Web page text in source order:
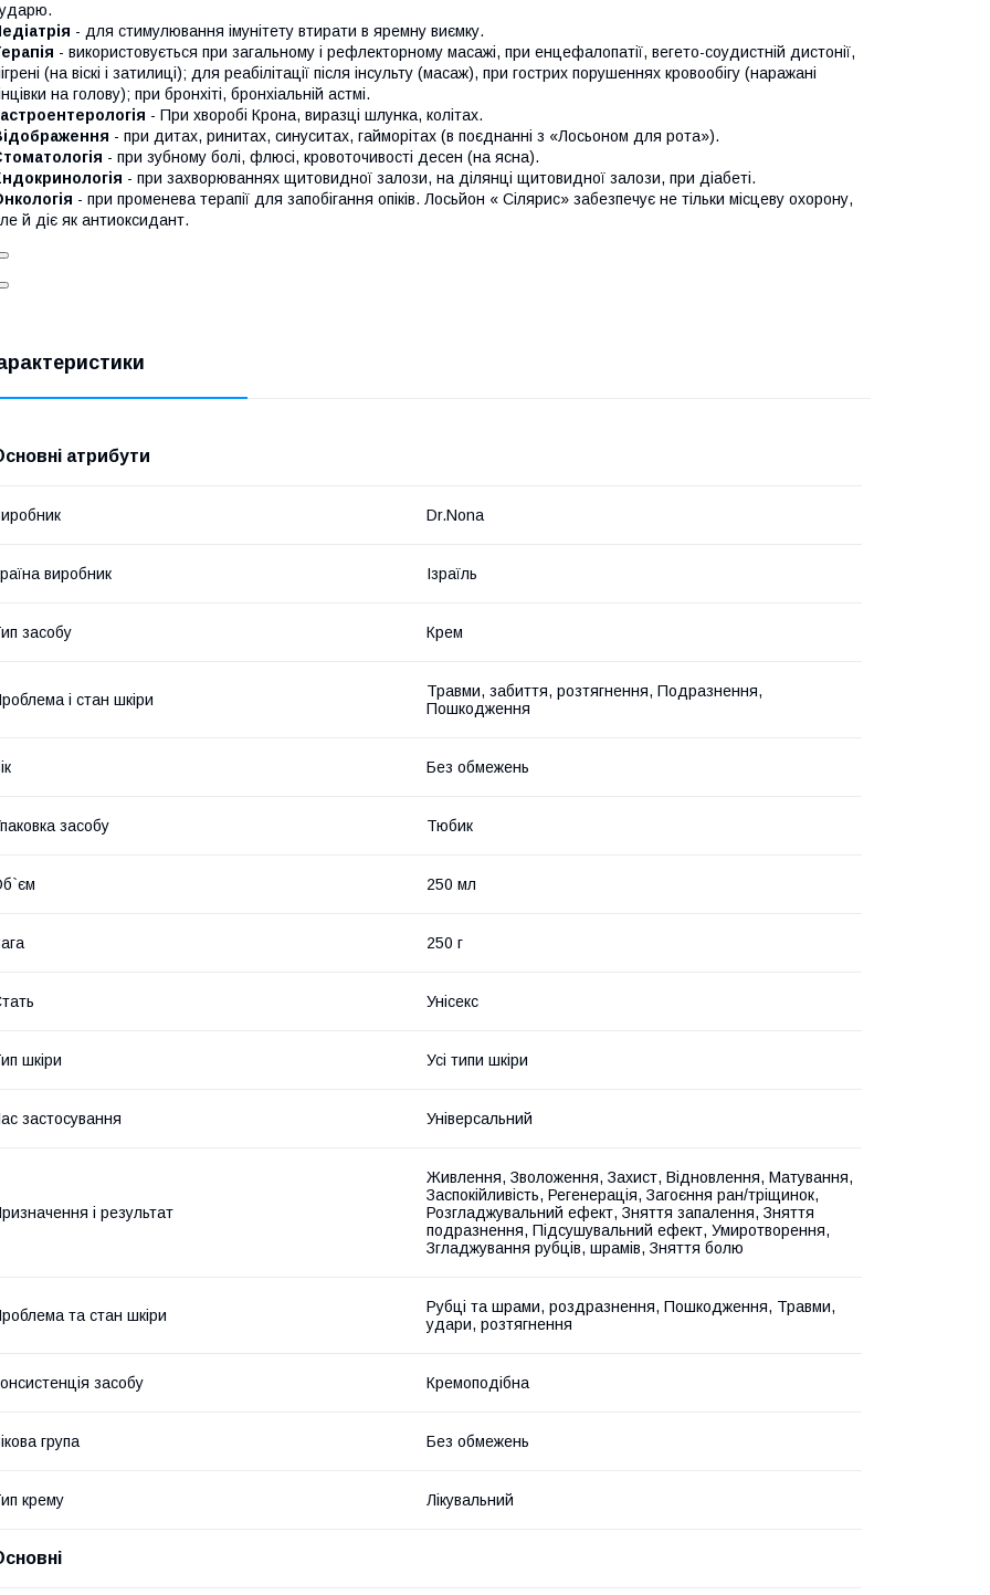
- для стимулювання імунітету втирати в яремну виємку.
- використовується при загальному і рефлекторному масажі, при енцефалопатії, вегето-соудистній дистонії,
(на віскі і затилиці); для реабілітації після інсульту (масаж), при гострих порушеннях кровообігу (наражані
на голову); при бронхіті, бронхіальній астмі.
- При хворобі Крона, виразці шлунка, колітах.
- при дитах, ринитах, синуситах, гайморітах (в поєднанні з «Лосьоном для рота»).
- при зубному болі, флюсі, кровоточивості десен (на ясна).
- при захворюваннях щитовидної залози, на ділянці щитовидної залози, при діабеті.
- при променева терапії для запобігання опіків. Лосьйон « Сілярис» забезпечує не тільки місцеву охорону,
й діє як антиоксидант.
атрибути
Dr.Nona
виробник Ізраїль
засобу Крем
і стан шкіри
Травми, забиття, розтягнення, Подразнення,
Пошкодження
Без обмежень
засобу Тюбик
250 мл
250 г
Унісекс
шкіри Усі типи шкіри
застосування Універсальний
і результат
Живлення, Зволоження, Захист, Відновлення, Матування,
Заспокійливість, Регенерація, Загоєння ран/тріщинок,
Розгладжувальний ефект, Зняття запалення, Зняття
подразнення, Підсушувальний ефект, Умиротворення,
Згладжування рубців, шрамів, Зняття болю
та стан шкіри
Рубці та шрами, роздразнення, Пошкодження, Травми,
удари, розтягнення
засобу Кремоподібна
група Без обмежень
крему Лікувальний